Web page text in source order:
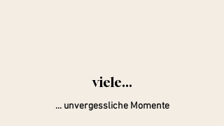
viele...
... unvergessliche Momente